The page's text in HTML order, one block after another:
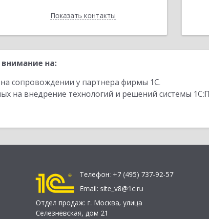
Показать контакты
Назад
на:
сопровождении у партнера фирмы 1С.
на внедрение технологий и решений системы
Телефон: +7 (495) 737-92-57
Email: site_v8@1c.ru
Отдел продаж: г. Москва, улица
Селезнёвская, дом 21